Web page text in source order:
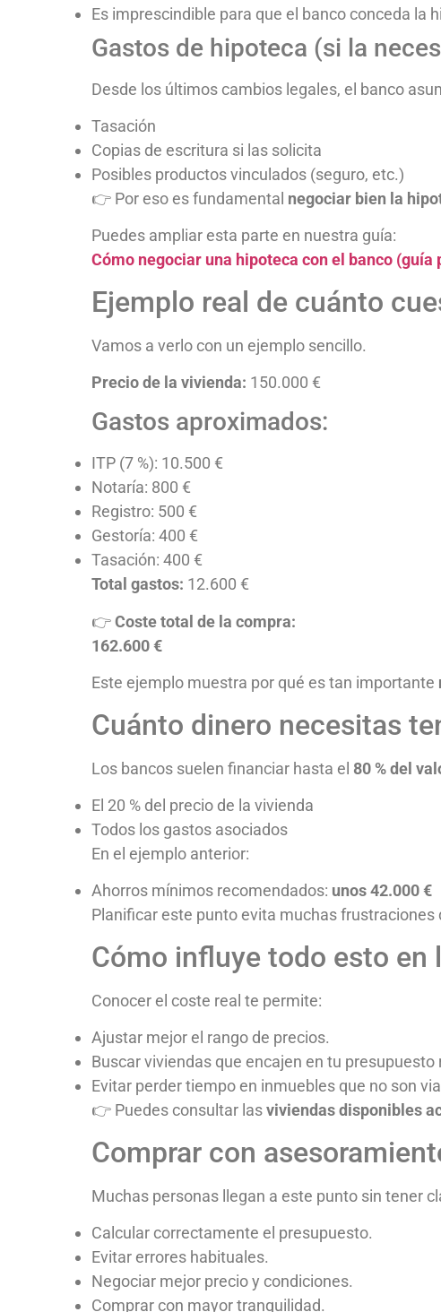
Es imprescindible para que el banco conceda la
Gastos de hipoteca (si la
Desde los últimos cambios legales, el banco
Tasación
Copias de escritura si las solicita
Posibles productos vinculados (seguro, etc.)
👉 Por eso es fundamental negociar bien la
Puedes ampliar esta parte en nuestra guía:
Cómo negociar una hipoteca con el banco (guía
Ejemplo real de cuánto
Vamos a verlo con un ejemplo sencillo.
Precio de la vivienda: 150.000 €
Gastos aproximados:
ITP (7 %): 10.500 €
Notaría: 800 €
Registro: 500 €
Gestoría: 400 €
Tasación: 400 €
Total gastos: 12.600 €
👉Coste total de la compra:
162.600 €
Este ejemplo muestra por qué es tan importante
Cuánto dinero necesitas
Los bancos suelen financiar hasta el 80 % del
El 20 % del precio de la vivienda
Todos los gastos asociados
En el ejemplo anterior:
Ahorros mínimos recomendados: unos 42.000 €
Planificar este punto evita muchas frustraciones
Cómo influye todo esto en
Conocer el coste real te permite:
Ajustar mejor el rango de precios.
Buscar viviendas que encajen en tu presupuesto
Evitar perder tiempo en inmuebles que no son
👉 Puedes consultar lasviviendas disponibles
Comprar con
Muchas personas llegan a este punto sin tener
Calcular correctamente el presupuesto.
Evitar errores habituales.
Negociar mejor precio y condiciones.
Comprar con mayor tranquilidad.